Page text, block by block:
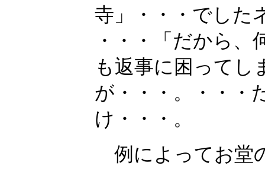
寺」・・・でした
・・・「だから
も返事に困ってし
が・・・。・・・
け・・・。
例によってお堂